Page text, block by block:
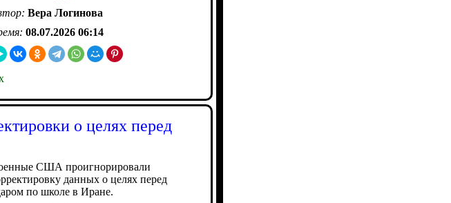
Вера Логинова
08.07.2026 06:14
о целях перед
США проигнорировали
данных о целях перед
по школе в Иране.